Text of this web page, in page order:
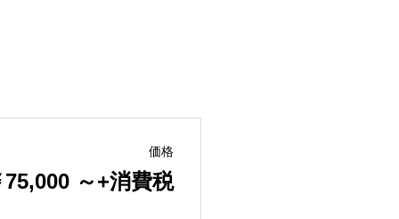
価格
75,000 ～+消費税